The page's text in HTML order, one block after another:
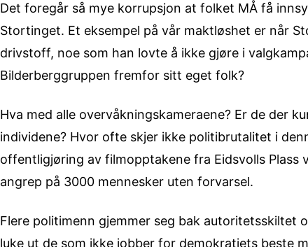
Det foregår så mye korrupsjon at folket MÅ få
Stortinget. Et eksempel på vår maktløshet er når
drivstoff, noe som han lovte å ikke gjøre i
Bilderberggruppen fremfor sitt eget folk?
Hva med alle overvåkningskameraene? Er de der
individene? Hvor ofte skjer ikke politibrutalitet i
offentligjøring av filmopptakene fra Eidsvolls
angrep på 3000 mennesker uten forvarsel.
Flere politimenn gjemmer seg bak autoritetsskiltet
luke ut de som ikke jobber for demokratiets beste